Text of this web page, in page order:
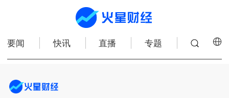
要闻 快讯 直播 专题